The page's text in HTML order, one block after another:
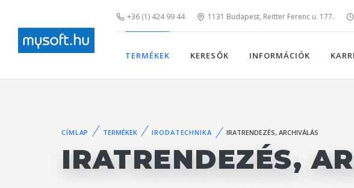
+36 (1) 424 99 44 1131 Budapest, Reitter Ferenc u. 177.
TERMÉKEK KERESŐK INFORMÁCIÓK
CÍMLAP TERMÉKEK IRODATECHNIKA IRATRENDEZÉS, ARCHIVÁLÁS
IRATRENDEZÉS,